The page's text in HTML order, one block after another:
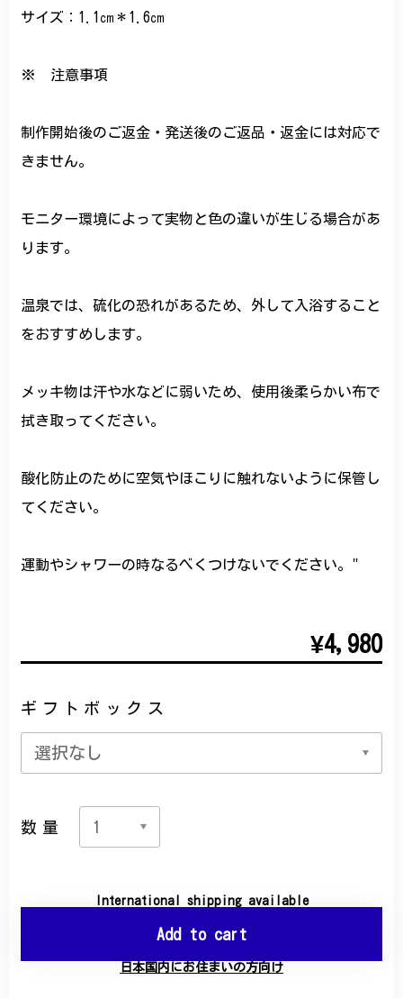
サイズ：1.1㎝＊1.6㎝
※ 注意事項
制作開始後のご返金・発送後のご返品・返金には対応で
きません。
モニター環境によって実物と色の違いが生じる場合があ
ります。
温泉では、硫化の恐れがあるため、外して入浴すること
をおすすめします。
メッキ物は汗や水などに弱いため、使用後柔らかい布で
拭き取ってください。
酸化防止のために空気やほこりに触れないように保管し
てください。
運動やシャワーの時なるべくつけないでください。"
¥4,980
ギフトボックス
数量
International shipping available
Add to cart
日本国内にお住まいの方向け